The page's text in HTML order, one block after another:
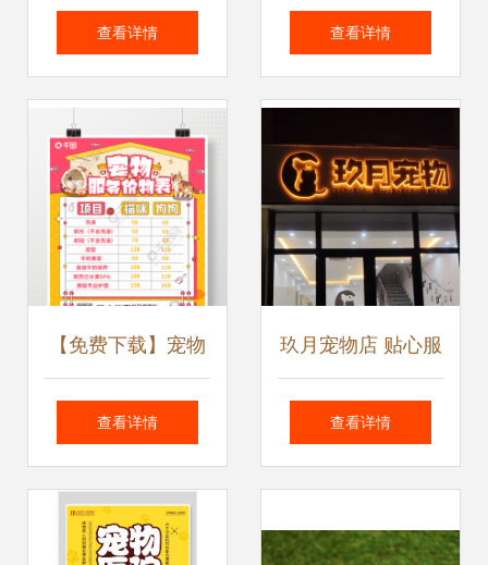
为什么这么难？宠
负担
查看详情
健康质保，佛山爱
查看详情
【免费下载】宠物
店服务价格表海报
实用模板
查看详情
玖月宠物店 贴心服
务，为爱宠打造温
查看详情